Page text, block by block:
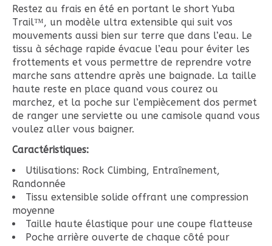
Restez au frais en été en portant le short Yuba
Trail™, un modèle ultra extensible qui suit vos
mouvements aussi bien sur terre que dans l’eau. Le
tissu à séchage rapide évacue l’eau pour éviter les
frottements et vous permettre de reprendre votre
marche sans attendre après une baignade. La taille
haute reste en place quand vous courez ou
marchez, et la poche sur l’empiècement dos permet
de ranger une serviette ou une camisole quand vous
voulez aller vous baigner.
Caractéristiques:
Utilisations: Rock Climbing, Entraînement,
Randonnée
Tissu extensible solide offrant une compression
moyenne
Taille haute élastique pour une coupe flatteuse
Poche arrière ouverte de chaque côté pour